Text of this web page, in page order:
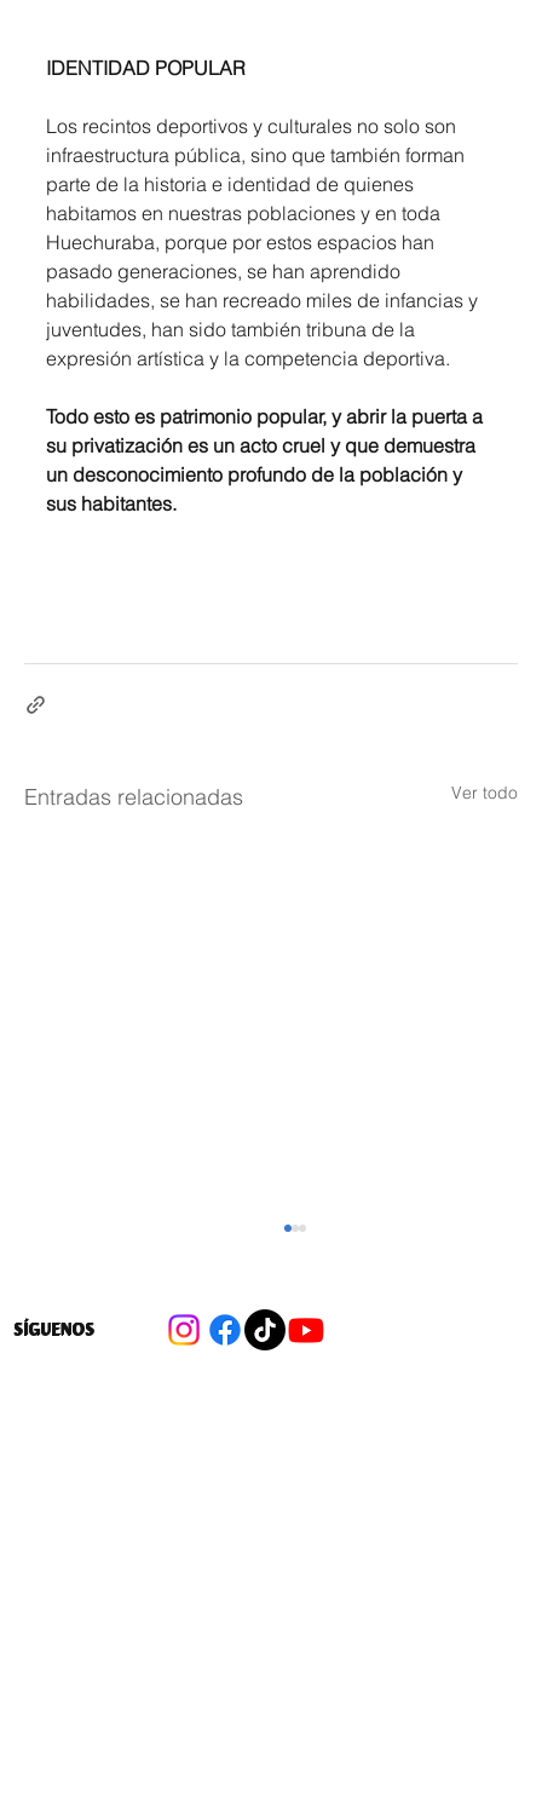
IDENTIDAD POPULAR
Los recintos deportivos y culturales no solo son
infraestructura pública, sino que también forman
parte de la historia e identidad de quienes
habitamos en nuestras poblaciones y en toda
Huechuraba, porque por estos espacios han
pasado generaciones, se han aprendido
habilidades, se han recreado miles de infancias y
juventudes, han sido también tribuna de la
expresión artística y la competencia deportiva.
Todo esto es patrimonio popular, y abrir la puerta a
su privatización es un acto cruel y que demuestra
un desconocimiento profundo de la población y
sus habitantes.
Entradas relacionadas Ver todo
SÍGUENOS